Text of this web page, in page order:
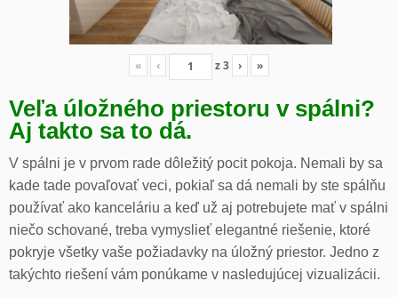
« ‹ z3 › »
Veľa úložného priestoru v spálni?
Aj takto sa to dá.
V spálni je v prvom rade dôležitý pocit pokoja. Nemali by sa
kade tade povaľovať veci, pokiaľ sa dá nemali by ste spálňu
používať ako kanceláriu a keď už aj potrebujete mať v spálni
niečo schované, treba vymyslieť elegantné riešenie, ktoré
pokryje všetky vaše požiadavky na úložný priestor. Jedno z
takýchto riešení vám ponúkame v nasledujúcej vizualizácii.